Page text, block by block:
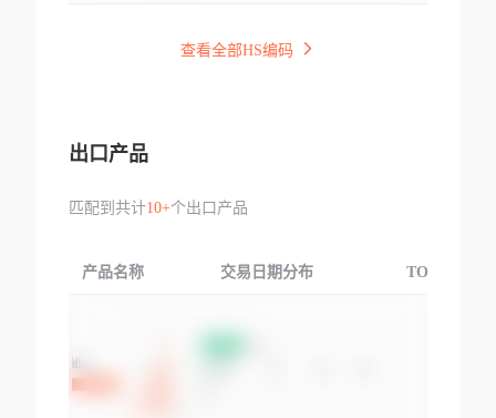
查看全部HS编码
出口产品
匹配到共计10+个出口产品
产品名称 交易日期分布 TOP3交易国